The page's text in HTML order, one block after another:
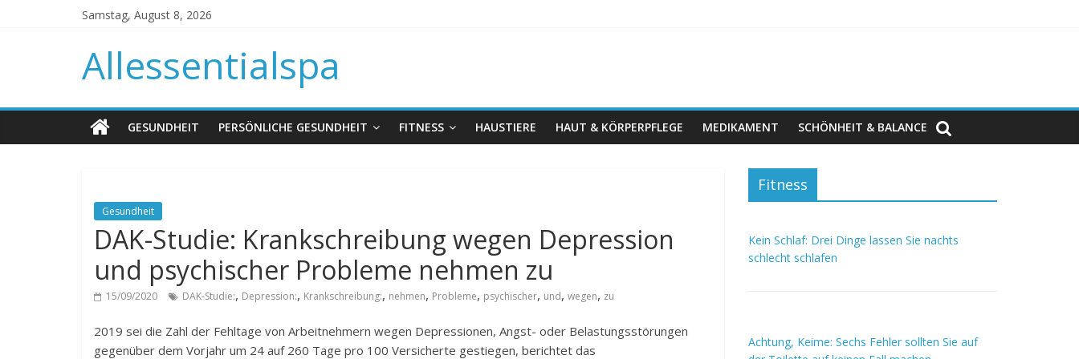
Samstag, August 8, 2026
Allessentialspa
GESUNDHEIT PERSÖNLICHE GESUNDHEIT FITNESS HAUSTIERE HAUT & KÖRPERPFLEGE MEDIKAMENT SCHÖNHEIT & BALANCE
Gesundheit
DAK-Studie: Krankschreibung wegen Depression
und psychischer Probleme nehmen zu
15/09/2020 DAK-Studie:, Depression:, Krankschreibung:, nehmen, Probleme, psychischer, und, wegen, zu
2019 sei die Zahl der Fehltage von Arbeitnehmern wegen Depressionen, Angst- oder Belastungsstörungen
gegenüber dem Vorjahr um 24 auf 260 Tage pro 100 Versicherte gestiegen, berichtet das
Fitness
Kein Schlaf: Drei Dinge lassen Sie nachts
schlecht schlafen
Achtung, Keime: Sechs Fehler sollten Sie auf